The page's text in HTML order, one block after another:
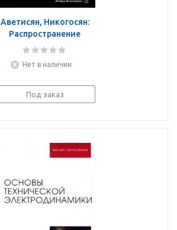
Аветисян, Никогосян:
Распространение
радиоволн. Учебно-
Нет в наличии
Под заказ